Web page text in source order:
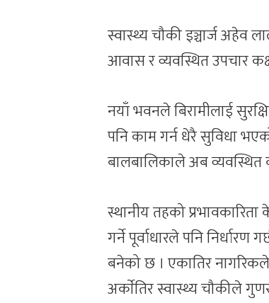
स्वास्थ्य चौकी इञ्चार्ज अहेव
आवास र व्यवस्थित उपचार
नयाँ भवनले बिरामीलाई
पनि काम गर्न धेरै सुविधा
बालबालिकाले अब व्यवस्थित
स्थानीय तहको
गर्ने पूर्वाधारले पनि
बनेको छ । एकातिर
अर्काेतिर स्वास्थ्य चौकीले